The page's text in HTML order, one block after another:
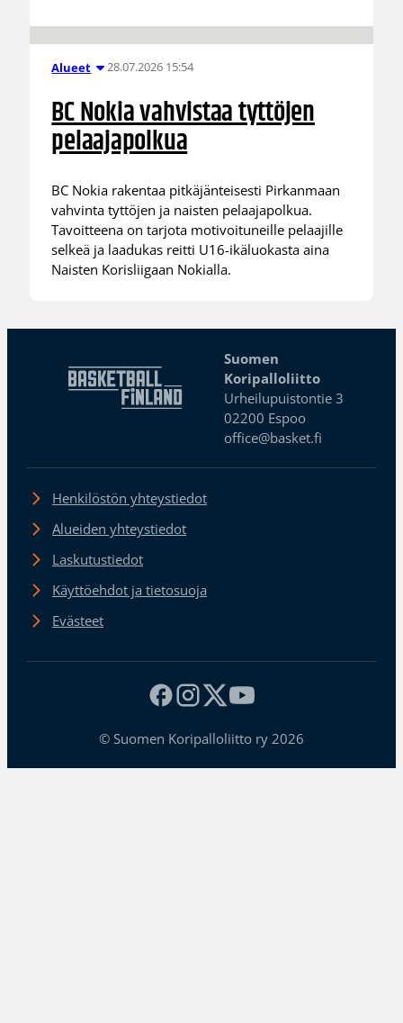
Alueet 28.07.2026 15:54
BC Nokia vahvistaa tyttöjen
pelaajapolkua
BC Nokia rakentaa pitkäjänteisesti Pirkanmaan
vahvinta tyttöjen ja naisten pelaajapolkua.
Tavoitteena on tarjota motivoituneille pelaajille
selkeä ja laadukas reitti U16-ikäluokasta aina
Naisten Korisliigaan Nokialla.
Suomen
Koripalloliitto
Urheilupuistontie 3
02200 Espoo
office@basket.fi
Henkilöstön yhteystiedot
Alueiden yhteystiedot
Laskutustiedot
Käyttöehdot ja tietosuoja
Evästeet
© Suomen Koripalloliitto ry 2026